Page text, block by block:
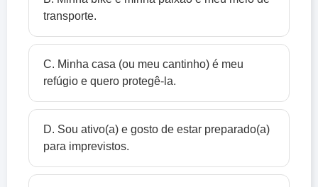
transporte.
C. Minha casa (ou meu cantinho) é meu
refúgio e quero protegê-la.
D. Sou ativo(a) e gosto de estar preparado(a)
para imprevistos.